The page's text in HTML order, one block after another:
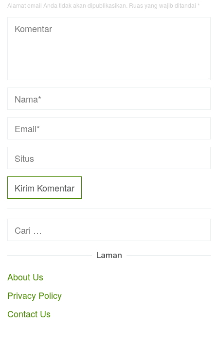
Alamat email Anda tidak akan dipublikasikan. Ruas yang wajib ditandai *
Cari
Laman
About Us
Privacy Policy
Contact Us